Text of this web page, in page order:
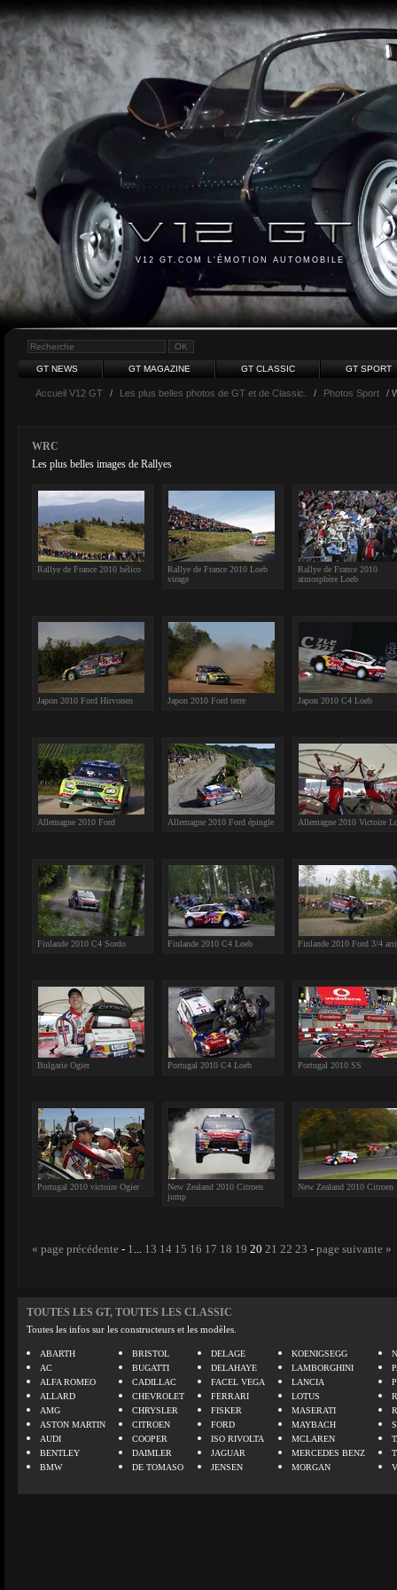
V12 GT.COM L'ÉMOTION AUTOMOBILE
GT NEWS GT MAGAZINE GT CLASSIC GT SPORT
Accueil V12 GT / Les plus belles photos de GT et de Classic. / Photos Sport /
WRC
Les plus belles images de Rallyes
Rallye de France 2010 hélico
Rallye de France 2010 Loeb
virage
Rallye de France 2010
atmosphère Loeb
Japon 2010 Ford Hirvonen Japon 2010 Ford terre Japon 2010 C4 Loeb
Allemagne 2010 Ford Allemagne 2010 Ford épingle Allemagne 2010 Victoire
Finlande 2010 C4 Sordo Finlande 2010 C4 Loeb Finlande 2010 Ford 3/4
Bulgarie Ogier Portugal 2010 C4 Loeb Portugal 2010 SS
Portugal 2010 victoire Ogier
New Zealand 2010 Citroen
jump
New Zealand 2010 Citroen
« page précédente - 1... 13 14 15 16 17 18 19 20 21 22 23 - page suivante »
TOUTES LES GT, TOUTES LES CLASSIC
Toutes les infos sur les constructeurs et les modèles.
ABARTH
AC
ALFA ROMEO
ALLARD
AMG
ASTON MARTIN
AUDI
BENTLEY
BMW
BRISTOL
BUGATTI
CADILLAC
CHEVROLET
CHRYSLER
CITROEN
COOPER
DAIMLER
DE TOMASO
DELAGE
DELAHAYE
FACEL VEGA
FERRARI
FISKER
FORD
ISO RIVOLTA
JAGUAR
JENSEN
KOENIGSEGG
LAMBORGHINI
LANCIA
LOTUS
MASERATI
MAYBACH
MCLAREN
MERCEDES BENZ
MORGAN